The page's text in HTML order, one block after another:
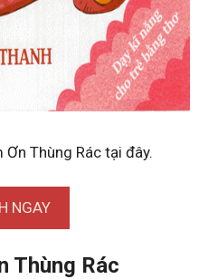
Thùng Rác tại đây.
NGAY
Thùng Rác